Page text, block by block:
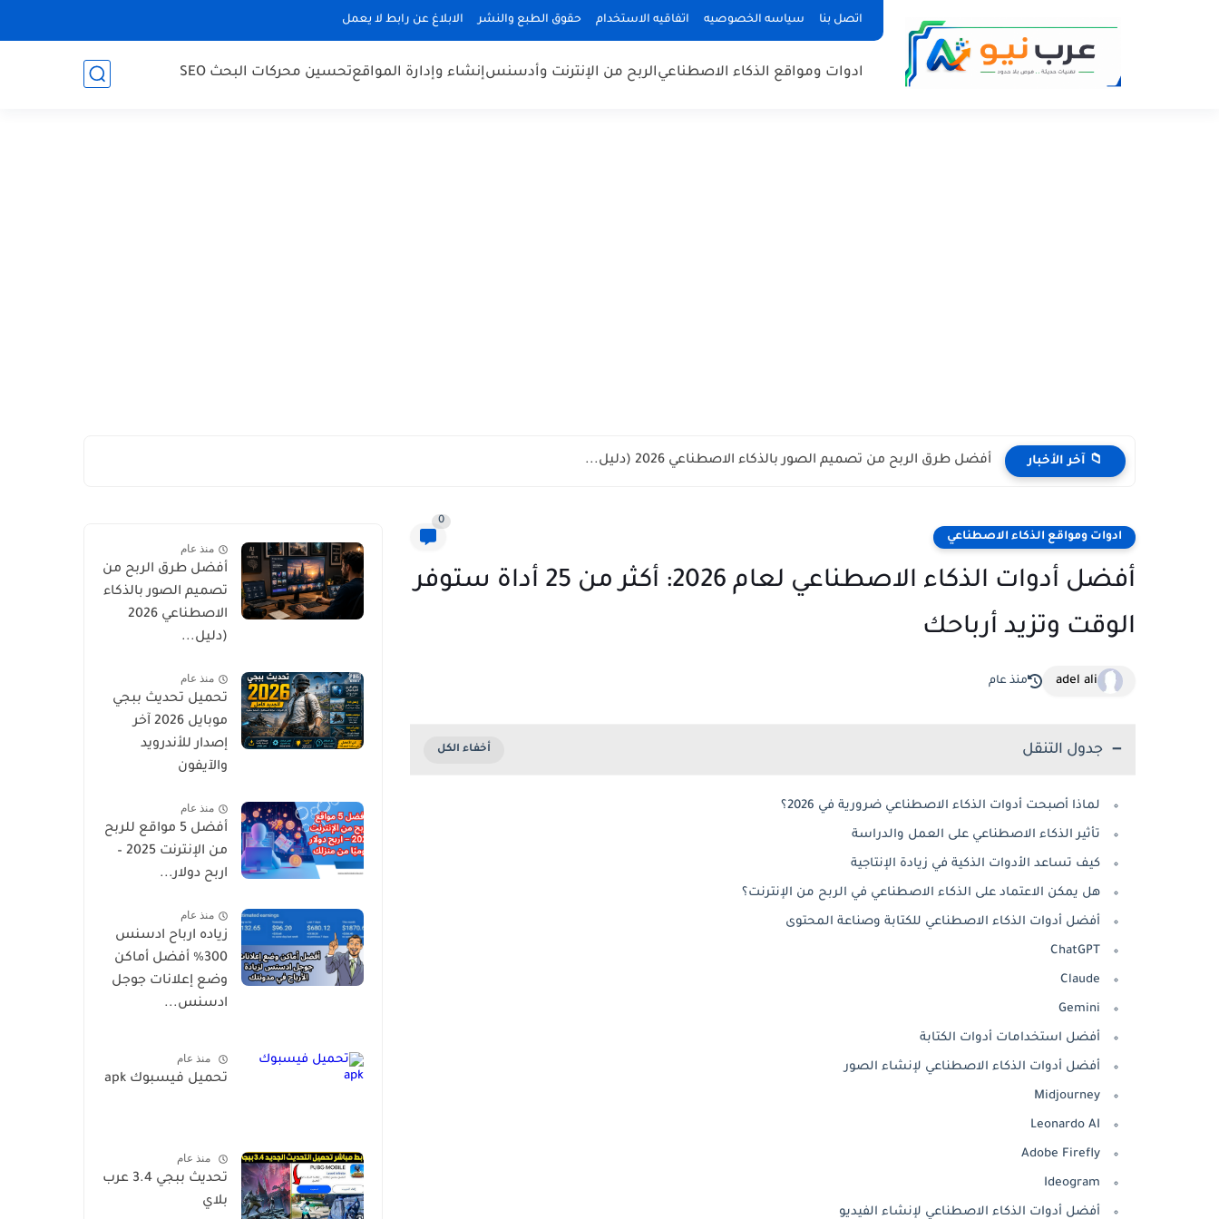
اتصل بنا سياسه الخصوصيه اتفاقيه الاستخدام حقوق الطبع والنشر الابلاغ عن رابط لا يعمل
ادوات ومواقع الذكاء الاصطناعيالربح من الإنترنت وأدسنسإنشاء وإدارة المواقعتحسين محركات البحث SEO
📁 آخر الأخبار أفضل طرق الربح من تصميم الصور بالذكاء الاصطناعي 2026 (دليل...
ادوات ومواقع الذكاء الاصطناعي
0
أفضل أدوات الذكاء الاصطناعي لعام 2026: أكثر من 25 أداة ستوفر
الوقت وتزيد أرباحك
adel ali منذ عام
جدول التنقل
لماذا أصبحت أدوات الذكاء الاصطناعي ضرورية في 2026؟
تأثير الذكاء الاصطناعي على العمل والدراسة
كيف تساعد الأدوات الذكية في زيادة الإنتاجية
هل يمكن الاعتماد على الذكاء الاصطناعي في الربح من الإنترنت؟
أفضل أدوات الذكاء الاصطناعي للكتابة وصناعة المحتوى
ChatGPT
Claude
Gemini
أفضل استخدامات أدوات الكتابة
أفضل أدوات الذكاء الاصطناعي لإنشاء الصور
Midjourney
Leonardo AI
Adobe Firefly
Ideogram
أفضل أدوات الذكاء الاصطناعي لإنشاء الفيديو
منذ عام
أفضل طرق الربح من
تصميم الصور بالذكاء
الاصطناعي 2026
(دليل...
منذ عام
تحميل تحديث ببجي
موبايل 2026 آخر
إصدار للأندرويد
والآيفون
منذ عام
أفضل 5 مواقع للربح
من الإنترنت 2025 –
اربح دولار...
منذ عام
زياده ارباح ادسنس
300% أفضل أماكن
وضع إعلانات جوجل
ادسنس...
منذ عام
تحميل فيسبوك apk
منذ عام
تحديث ببجي 3.4 عرب
بلاي